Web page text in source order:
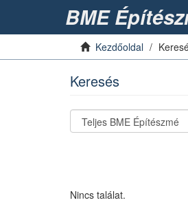
BME
Kezdőoldal
Keresés
Nincs találat.